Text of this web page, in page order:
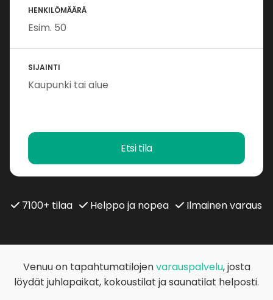
HENKILÖMÄÄRÄ
SIJAINTI
Etsi tila
7100+ tilaa Helppo ja nopea Ilmainen varaus
Venuu on tapahtumatilojenvarauspalvelu, josta
löydät juhlapaikat, kokoustilat ja saunatilat helposti.